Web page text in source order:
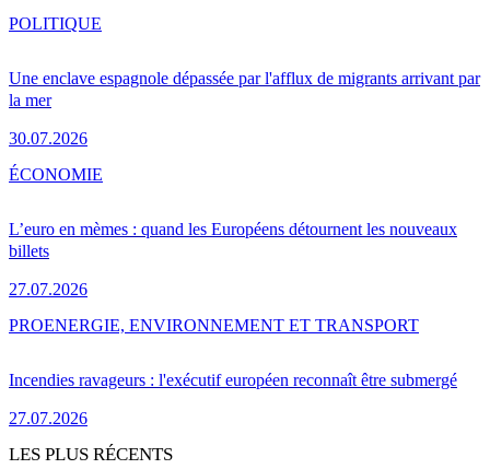
Une enclave espagnole dépassée par l'afflux de migrants arrivant par
la mer
30.07.2026
POLITIQUE
L’euro en mèmes : quand les Européens détournent les nouveaux
billets
27.07.2026
ÉCONOMIE
Incendies ravageurs : l'exécutif européen reconnaît être submergé
27.07.2026
PROENERGIE, ENVIRONNEMENT ET TRANSPORT
LES PLUS RÉCENTS